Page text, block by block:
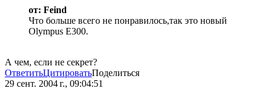
от: Feind
Что больше всего не понравилось,так это новый
Olympus E300.
А чем, если не секрет?
ОтветитьЦитироватьПоделиться
29 сент. 2004 г., 09:04:51